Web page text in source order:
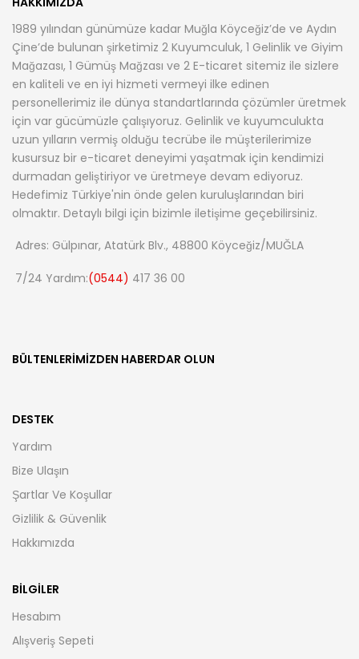
1989 yılından günümüze kadar Muğla Köyceğiz’de ve Aydın
Çine’de bulunan şirketimiz 2 Kuyumculuk, 1 Gelinlik ve Giyim
Mağazası, 1 Gümüş Mağzası ve 2 E-ticaret sitemiz ile sizlere
en kaliteli ve en iyi hizmeti vermeyi ilke edinen
personellerimiz ile dünya standartlarında çözümler üretmek
için var gücümüzle çalışıyoruz. Gelinlik ve kuyumculukta
uzun yılların vermiş olduğu tecrübe ile müşterilerimize
kusursuz bir e-ticaret deneyimi yaşatmak için kendimizi
durmadan geliştiriyor ve üretmeye devam ediyoruz.
Hedefimiz Türkiye'nin önde gelen kuruluşlarından biri
olmaktır. Detaylı bilgi için bizimle iletişime geçebilirsiniz.
Adres: Gülpınar, Atatürk Blv., 48800 Köyceğiz/MUĞLA
7/24 Yardım:(0544) 417 36 00
BÜLTENLERIMIZDEN HABERDAR OLUN
DESTEK
Yardım
Bize Ulaşın
Şartlar Ve Koşullar
Gizlilik & Güvenlik
Hakkımızda
BILGILER
Hesabım
Alışveriş Sepeti